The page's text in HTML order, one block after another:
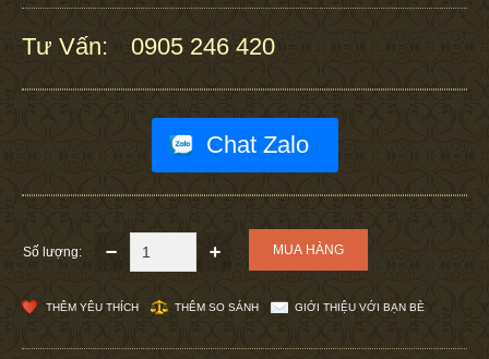
Tư Vấn: 0905 246 420
Chat Zalo
Số lượng:
THÊM YÊU THÍCH THÊM SO SÁNH GIỚI THIỆU VỚI BẠN BÈ